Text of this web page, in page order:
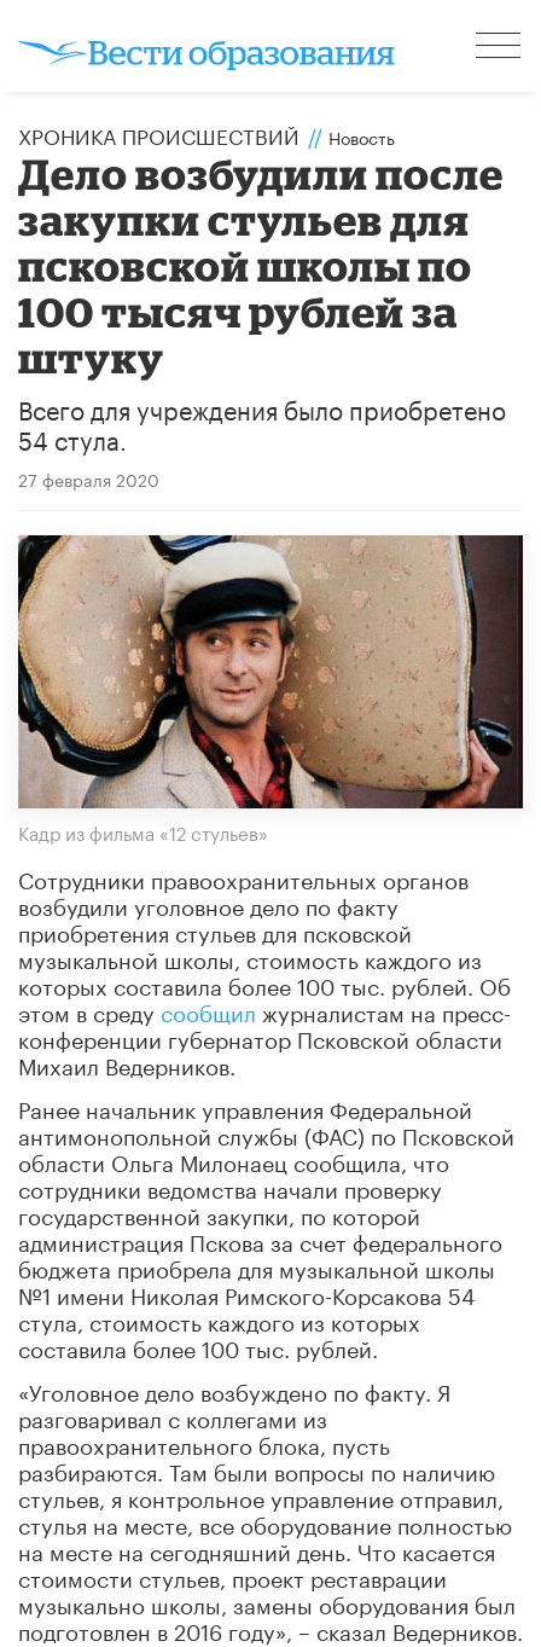
ХРОНИКА ПРОИСШЕСТВИЙ // Новость
Дело возбудили после
закупки стульев для
псковской школы по
100 тысяч рублей за
штуку
Всего для учреждения было приобретено
54 стула.
27 февраля 2020
Кадр из фильма «12 стульев»
Сотрудники правоохранительных органов
возбудили уголовное дело по факту
приобретения стульев для псковской
музыкальной школы, стоимость каждого из
которых составила более 100 тыс. рублей. Об
этом в среду сообщил журналистам на пресс-
конференции губернатор Псковской области
Михаил Ведерников.
Ранее начальник управления Федеральной
антимонопольной службы (ФАС) по Псковской
области Ольга Милонаец сообщила, что
сотрудники ведомства начали проверку
государственной закупки, по которой
администрация Пскова за счет федерального
бюджета приобрела для музыкальной школы
№1 имени Николая Римского-Корсакова 54
стула, стоимость каждого из которых
составила более 100 тыс. рублей.
«Уголовное дело возбуждено по факту. Я
разговаривал с коллегами из
правоохранительного блока, пусть
разбираются. Там были вопросы по наличию
стульев, я контрольное управление отправил,
стулья на месте, все оборудование полностью
на месте на сегодняшний день. Что касается
стоимости стульев, проект реставрации
музыкально школы, замены оборудования был
подготовлен в 2016 году», – сказал Ведерников.